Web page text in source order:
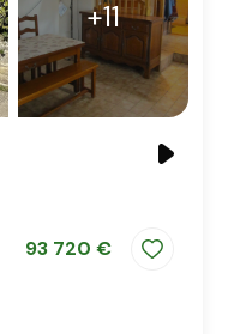
+11
93 720 €